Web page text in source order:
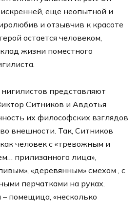
еще неопытной и
и отзывчив к красоте
остается человеком,
жизни поместного
представляют
Ситников и Авдотья
их философских взглядов
внешности. Так, Ситников
человек с «тревожным и
прилизанного лица»,
«деревянным» смехом , с
перчатками на руках.
помещица, «несколько